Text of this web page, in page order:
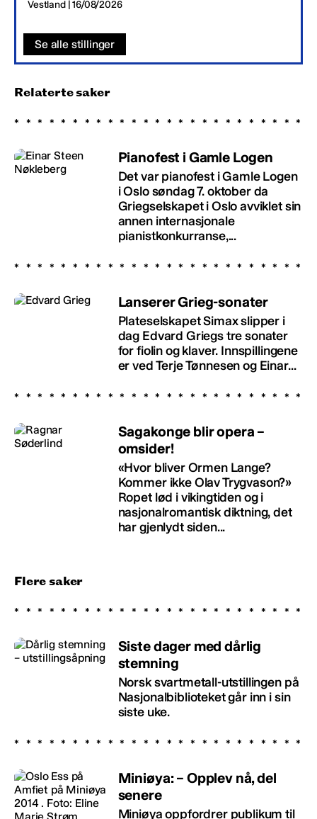
Vestland | 16/08/2026
Se alle stillinger
Relaterte saker
Pianofest i Gamle Logen
Det var pianofest i Gamle Logen
i Oslo søndag 7. oktober da
Griegselskapet i Oslo avviklet sin
annen internasjonale
pianistkonkurranse,...
Lanserer Grieg-sonater
Plateselskapet Simax slipper i
dag Edvard Griegs tre sonater
for fiolin og klaver. Innspillingene
er ved Terje Tønnesen og Einar...
Sagakonge blir opera –
omsider!
«Hvor bliver Ormen Lange?
Kommer ikke Olav Trygvason?»
Ropet lød i vikingtiden og i
nasjonalromantisk diktning, det
har gjenlydt siden...
Flere saker
Siste dager med dårlig
stemning
Norsk svartmetall-utstillingen på
Nasjonalbiblioteket går inn i sin
siste uke.
Miniøya: – Opplev nå, del
senere
Miniøya oppfordrer publikum til